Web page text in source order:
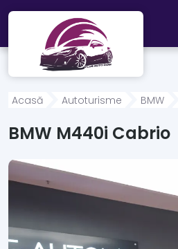
Mergi direct la conținutul principal
Acasă Autoturisme BMW
BMW M440i Cabrio